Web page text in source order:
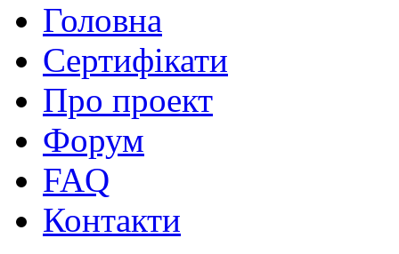
Головна
Сертифікати
Про проект
Форум
FAQ
Контакти